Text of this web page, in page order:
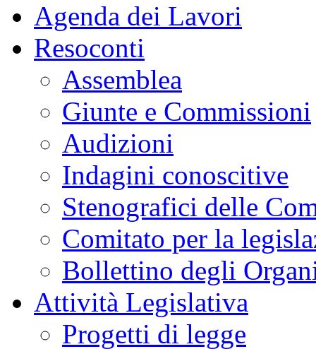
Agenda dei Lavori
Resoconti
Assemblea
Giunte e Commissioni
Audizioni
Indagini conoscitive
Stenografici delle
Comitato per la
Bollettino degli
Attività Legislativa
Progetti di legge